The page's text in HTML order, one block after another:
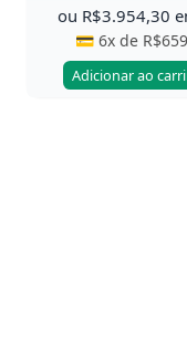
ou R$3.954,30
💳 6x de R$
Adicionar ao